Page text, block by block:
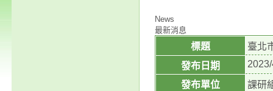
News
最新消息
標題
臺北
發布日期
發布單位
課研